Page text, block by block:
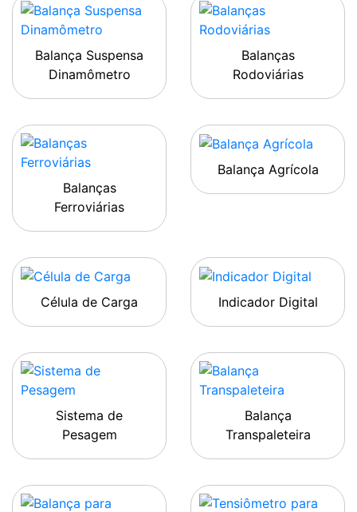
Balança Suspensa
Dinamômetro
Balanças
Rodoviárias
Balanças
Ferroviárias
Balança Agrícola
Célula de Carga Indicador Digital
Sistema de
Pesagem
Balança
Transpaleteira